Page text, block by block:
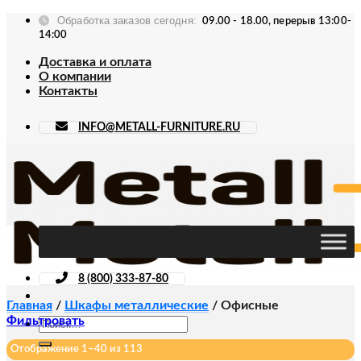
Skip
Обработка заказов сегодня:
09.00 - 18.00, перерыв 13:00-
14:00
Доставка и оплата
О компании
Контакты
INFO@METALL-FURNITURE.RU
Искать:
8 (800) 333-87-80
Главная / Шкафы металлические / Офисные
Фильтровать
Отображение 1–40 из 113